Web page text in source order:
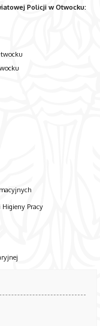
Policji w Otwocku:
Higieny Pracy